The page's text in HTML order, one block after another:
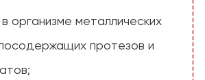
организме металлических
протезов и